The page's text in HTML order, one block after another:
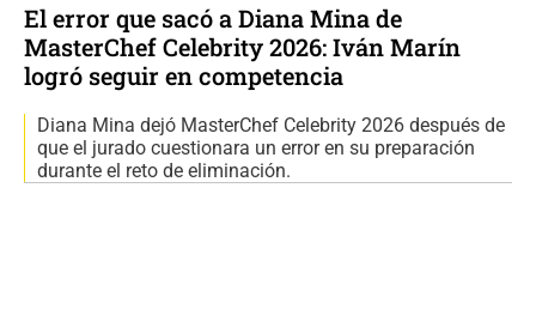
El error que sacó a Diana Mina de
MasterChef Celebrity 2026: Iván Marín
logró seguir en competencia
Diana Mina dejó MasterChef Celebrity 2026 después de
que el jurado cuestionara un error en su preparación
durante el reto de eliminación.